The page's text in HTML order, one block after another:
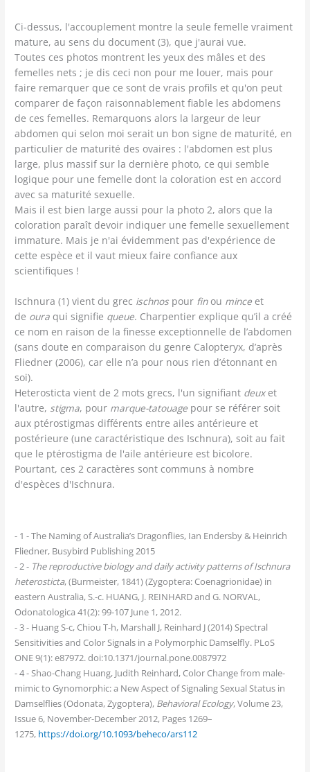
Ci-dessus, l'accouplement montre la seule femelle vraiment
mature, au sens du document (3), que j'aurai vue.
Toutes ces photos montrent les yeux des mâles et des
femelles nets ; je dis ceci non pour me louer, mais pour
faire remarquer que ce sont de vrais profils et qu'on peut
comparer de façon raisonnablement fiable les abdomens
de ces femelles. Remarquons alors la largeur de leur
abdomen qui selon moi serait un bon signe de maturité, en
particulier de maturité des ovaires : l'abdomen est plus
large, plus massif sur la dernière photo, ce qui semble
logique pour une femelle dont la coloration est en accord
avec sa maturité sexuelle.
Mais il est bien large aussi pour la photo 2, alors que la
coloration paraît devoir indiquer une femelle sexuellement
immature. Mais je n'ai évidemment pas d'expérience de
cette espèce et il vaut mieux faire confiance aux
scientifiques !
Ischnura (1) vient du grec ischnospour finou mince et
de oura qui signifie queue. Charpentier explique qu’il a créé
ce nom en raison de la finesse exceptionnelle de l’abdomen
(sans doute en comparaison du genre Calopteryx, d’après
Fliedner (2006), car elle n’a pour nous rien d’étonnant en
soi).
Heterosticta vient de 2 mots grecs, l'un signifiant deux et
l'autre, stigma, pour marque-tatouage pour se référer soit
aux ptérostigmas différents entre ailes antérieure et
postérieure (une caractéristique des Ischnura), soit au fait
que le ptérostigma de l'aile antérieure est bicolore.
Pourtant, ces 2 caractères sont communs à nombre
d'espèces d'Ischnura.
- 1 - The Naming of Australia’s Dragonflies, Ian Endersby & Heinrich
Fliedner, Busybird Publishing 2015
- 2 - The reproductive biology and daily activity patterns of Ischnura
heterosticta, (Burmeister, 1841) (Zygoptera: Coenagrionidae) in
eastern Australia, S.-c. HUANG, J. REINHARD and G. NORVAL,
Odonatologica 41(2): 99-107 June 1, 2012.
- 3 - Huang S-c, Chiou T-h, Marshall J, Reinhard J (2014) Spectral
Sensitivities and Color Signals in a Polymorphic Damselfly. PLoS
ONE 9(1): e87972. doi:10.1371/journal.pone.0087972
- 4 - Shao-Chang Huang, Judith Reinhard, Color Change from male-
mimic to Gynomorphic: a New Aspect of Signaling Sexual Status in
Damselflies (Odonata, Zygoptera), Behavioral Ecology, Volume 23,
Issue 6, November-December 2012, Pages 1269–
1275, https://doi.org/10.1093/beheco/ars112